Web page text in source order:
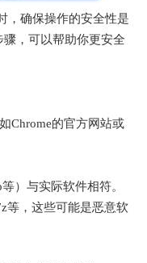
，确保操作的安全性是
，可以帮助你更安全
Chrome的官方网站或
）与实际软件相符。
等，这些可能是恶意软